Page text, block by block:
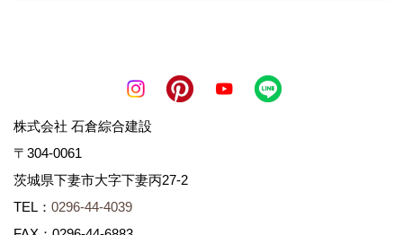
株式会社 石倉綜合建設
〒304-0061
茨城県下妻市大字下妻丙27-2
TEL： 0296-44-4039